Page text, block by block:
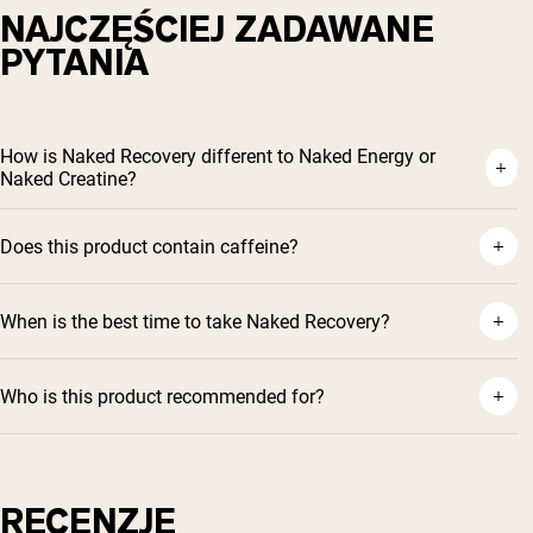
NAJCZĘŚCIEJ ZADAWANE
PYTANIA
How is Naked Recovery different to Naked Energy or
Naked Creatine?
Does this product contain caffeine?
When is the best time to take Naked Recovery?
Who is this product recommended for?
RECENZJE